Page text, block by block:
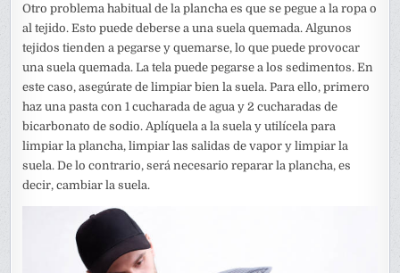
Otro problema habitual de la plancha es que se pegue a la ropa o
al tejido. Esto puede deberse a una suela quemada. Algunos
tejidos tienden a pegarse y quemarse, lo que puede provocar
una suela quemada. La tela puede pegarse a los sedimentos. En
este caso, asegúrate de limpiar bien la suela. Para ello, primero
haz una pasta con 1 cucharada de agua y 2 cucharadas de
bicarbonato de sodio. Aplíquela a la suela y utilícela para
limpiar la plancha, limpiar las salidas de vapor y limpiar la
suela. De lo contrario, será necesario reparar la plancha, es
decir, cambiar la suela.